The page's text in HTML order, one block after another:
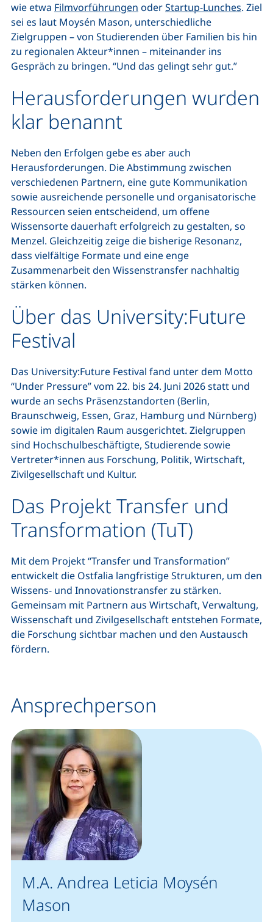
wie etwa Filmvorführungen oderStartup-Lunches. Ziel
sei es laut Moysén Mason, unterschiedliche
Zielgruppen – von Studierenden über Familien bis hin
zu regionalen Akteur*innen – miteinander ins
Gespräch zu bringen. “Und das gelingt sehr gut.”
Herausforderungen wurden
klar benannt
Neben den Erfolgen gebe es aber auch
Herausforderungen. Die Abstimmung zwischen
verschiedenen Partnern, eine gute Kommunikation
sowie ausreichende personelle und organisatorische
Ressourcen seien entscheidend, um offene
Wissensorte dauerhaft erfolgreich zu gestalten, so
Menzel. Gleichzeitig zeige die bisherige Resonanz,
dass vielfältige Formate und eine enge
Zusammenarbeit den Wissenstransfer nachhaltig
stärken können.
Über das University:Future
Festival
Das University:Future Festival fand unter dem Motto
“Under Pressure” vom 22. bis 24. Juni 2026 statt und
wurde an sechs Präsenzstandorten (Berlin,
Braunschweig, Essen, Graz, Hamburg und Nürnberg)
sowie im digitalen Raum ausgerichtet. Zielgruppen
sind Hochschulbeschäftigte, Studierende sowie
Vertreter*innen aus Forschung, Politik, Wirtschaft,
Zivilgesellschaft und Kultur.
Das Projekt Transfer und
Transformation (TuT)
Mit dem Projekt “Transfer und Transformation”
entwickelt die Ostfalia langfristige Strukturen, um den
Wissens- und Innovationstransfer zu stärken.
Gemeinsam mit Partnern aus Wirtschaft, Verwaltung,
Wissenschaft und Zivilgesellschaft entstehen Formate,
die Forschung sichtbar machen und den Austausch
fördern.
Ansprechperson
M.A. Andrea Leticia Moysén
Mason